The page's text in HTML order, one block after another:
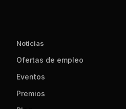
Noticias
Ofertas de empleo
Eventos
Premios